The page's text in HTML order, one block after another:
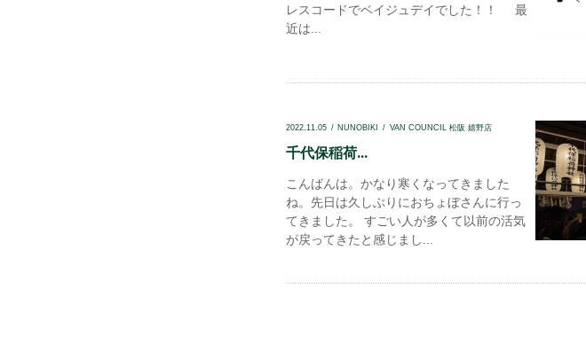
レスコードでベイジュデイでした！！ 最
近は...
2022.11.05 NUNOBIKI VAN COUNCIL 松阪 嬉野店
千代保稲荷...
こんばんは。かなり寒くなってきました
ね。先日は久しぶりにおちょぼさんに行っ
てきました。 すごい人が多くて以前の活気
が戻ってきたと感じまし...